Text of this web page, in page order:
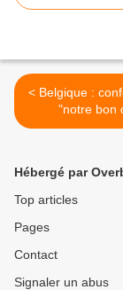
< Belgique : conférence de
"notre bon
Hébergé par
Top articles
Pages
Contact
Signaler un abus